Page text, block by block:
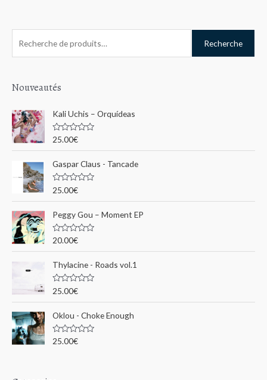
h
r
c
h
u
r
:
Recherche
Nouveautés
Kali Uchis – Orquídeas
N
e
0
s
r
5
25.00€
Gaspar Claus - Tancade
N
t
e
0
s
r
5
25.00€
Peggy Gou ‎– Moment EP
N
e
0
s
r
5
20.00€
Thylacine - Roads vol.1
N
t
e
0
s
r
25.00€
Oklou - Choke Enough
N
25.00€